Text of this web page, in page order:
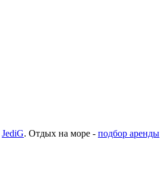
JediG. Отдых на море - подбор аренды